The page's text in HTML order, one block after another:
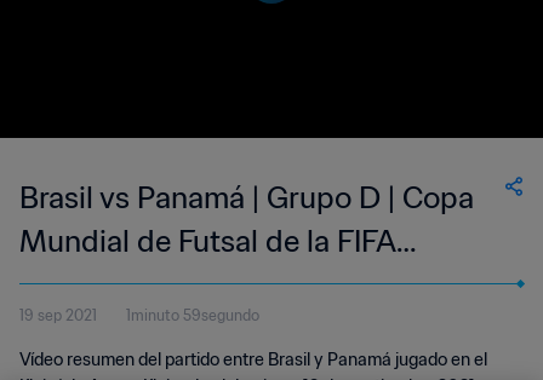
Brasil vs Panamá | Grupo D | Copa
Mundial de Futsal de la FIFA
Lituania 2021™ | Highlights
19 sep 2021 1minuto 59segundo
Vídeo resumen del partido entre Brasil y Panamá jugado en el